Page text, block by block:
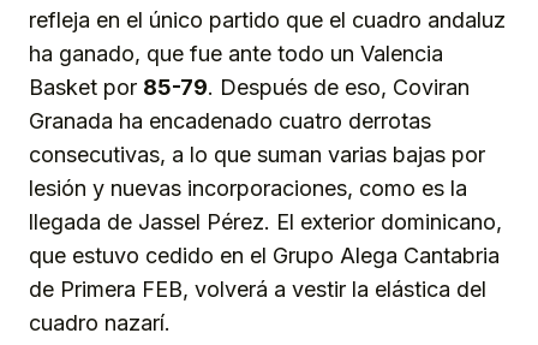
refleja en el único partido que el cuadro andaluz
ha ganado, que fue ante todo un Valencia
Basket por 85-79. Después de eso, Coviran
Granada ha encadenado cuatro derrotas
consecutivas, a lo que suman varias bajas por
lesión y nuevas incorporaciones, como es la
llegada de Jassel Pérez. El exterior dominicano,
que estuvo cedido en el Grupo Alega Cantabria
de Primera FEB, volverá a vestir la elástica del
cuadro nazarí.